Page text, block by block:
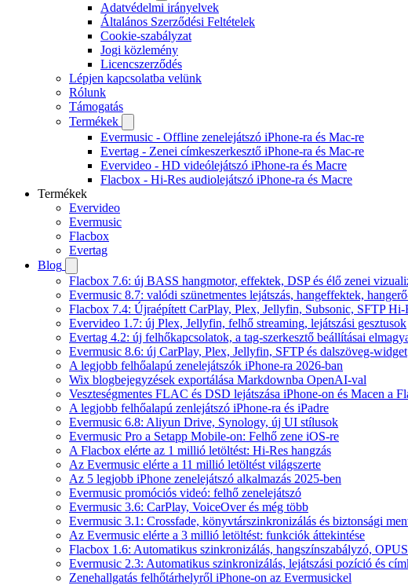
Adatvédelmi irányelvek
Általános Szerződési Feltételek
Cookie-szabályzat
Jogi közlemény
Licencszerződés
Lépjen kapcsolatba velünk
Rólunk
Támogatás
Termékek
Evermusic - Offline zenelejátszó iPhone-ra és Mac-re
Evertag - Zenei címkeszerkesztő iPhone-ra és Mac-re
Evervideo - HD videólejátszó iPhone-ra és Macre
Flacbox - Hi-Res audiolejátszó iPhone-ra és Macre
Termékek
Evervideo
Evermusic
Flacbox
Evertag
Blog
Flacbox 7.6: új BASS hangmotor, effektek, DSP és élő zenei
Evermusic 8.7: valódi szünetmentes lejátszás, hangeffektek,
Flacbox 7.4: Újraépített CarPlay, Plex, Jellyfin, Subsonic, SFTP Hi-
Evervideo 1.7: új Plex, Jellyfin, felhő streaming, lejátszási gesztusok
Evertag 4.2: új felhőkapcsolatok, a tag-szerkesztő beállításai
Evermusic 8.6: új CarPlay, Plex, Jellyfin, SFTP és dalszöveg-widget
A legjobb felhőalapú zenelejátszók iPhone-ra 2026-ban
Wix blogbejegyzések exportálása Markdownba OpenAI-val
Veszteségmentes FLAC és DSD lejátszása iPhone-on és Macen a
A legjobb felhőalapú zenlejátszó iPhone-ra és iPadre
Evermusic 6.8: Aliyun Drive, Synology, új UI stílusok
Evermusic Pro a Setapp Mobile-on: Felhő zene iOS-re
A Flacbox elérte az 1 millió letöltést: Hi-Res hangzás
Az Evermusic elérte a 11 millió letöltést világszerte
Az 5 legjobb iPhone zenelejátszó alkalmazás 2025-ben
Evermusic promóciós videó: felhő zenelejátszó
Evermusic 3.6: CarPlay, VoiceOver és még több
Evermusic 3.1: Crossfade, könyvtárszinkronizálás és biztonsági
Az Evermusic elérte a 3 millió letöltést: funkciók áttekintése
Flacbox 1.6: Automatikus szinkronizálás, hangszínszabályzó,
Evermusic 2.3: Automatikus szinkronizálás, lejátszási pozíció és
Zenehallgatás felhőtárhelyről iPhone-on az Evermusickel